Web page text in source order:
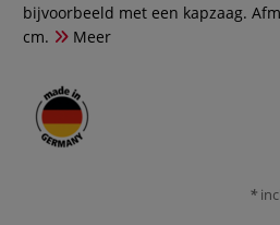
bijvoorbeeld met een kapzaag.
cm.
Meer